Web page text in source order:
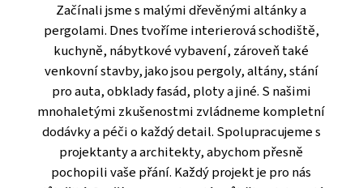
Začínali jsme s malými dřevěnými altánky a
pergolami. Dnes tvoříme interierová schodiště,
kuchyně, nábytkové vybavení, zároveň také
venkovní stavby, jako jsou pergoly, altány, stání
pro auta, obklady fasád, ploty a jiné. S našimi
mnohaletými zkušenostmi zvládneme kompletní
dodávky a péči o každý detail. Spolupracujeme s
projektanty a architekty, abychom přesně
pochopili vaše přání. Každý projekt je pro nás